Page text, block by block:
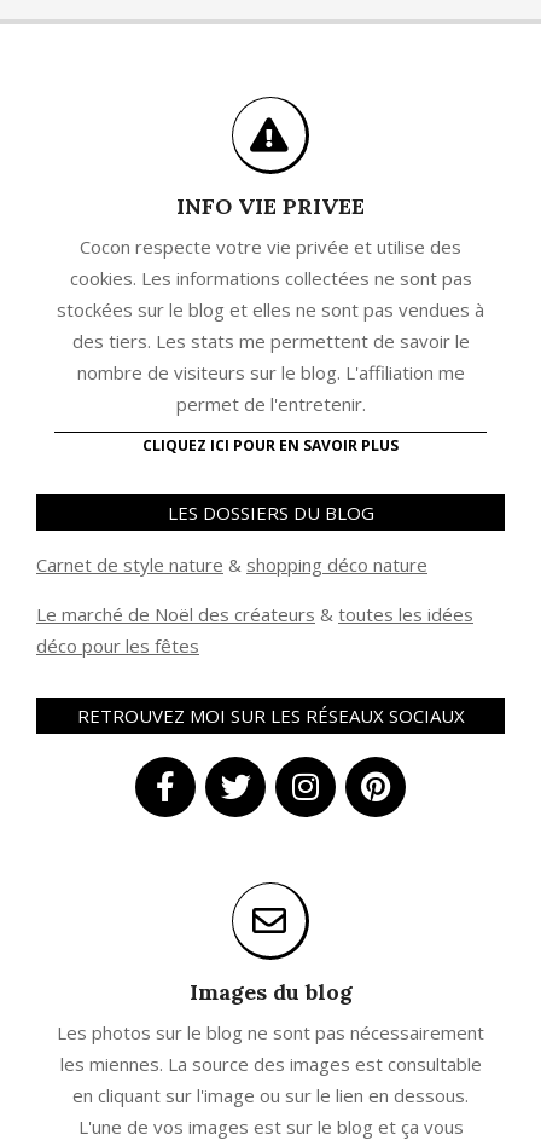
INFO VIE PRIVEE
Cocon respecte votre vie privée et utilise des
cookies. Les informations collectées ne sont pas
stockées sur le blog et elles ne sont pas vendues à
des tiers. Les stats me permettent de savoir le
nombre de visiteurs sur le blog. L'affiliation me
permet de l'entretenir.
CLIQUEZ ICI POUR EN SAVOIR PLUS
LES DOSSIERS DU BLOG
Carnet de style nature & shopping déco nature
Le marché de Noël des créateurs & toutes les idées
déco pour les fêtes
RETROUVEZ MOI SUR LES RÉSEAUX SOCIAUX
Images du blog
Les photos sur le blog ne sont pas nécessairement
les miennes. La source des images est consultable
en cliquant sur l'image ou sur le lien en dessous.
L'une de vos images est sur le blog et ça vous